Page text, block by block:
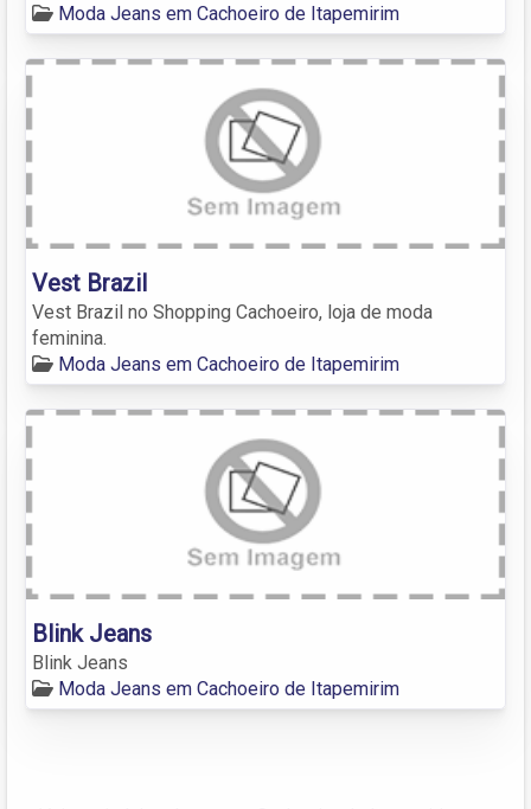
Moda Jeans em Cachoeiro de Itapemirim
Vest Brazil
Vest Brazil no Shopping Cachoeiro, loja de moda
feminina.
Moda Jeans em Cachoeiro de Itapemirim
Blink Jeans
Blink Jeans
Moda Jeans em Cachoeiro de Itapemirim